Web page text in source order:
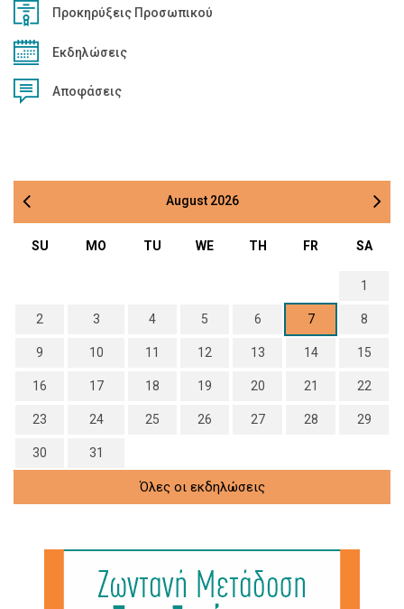
Προκηρύξεις Προσωπικού
Εκδηλώσεις
Αποφάσεις
August 2026
SU MO TU WE TH FR SA
1
2 3 4 5 6 7 8
9 10 11 12 13 14 15
16 17 18 19 20 21 22
23 24 25 26 27 28 29
30 31
Όλες οι εκδηλώσεις